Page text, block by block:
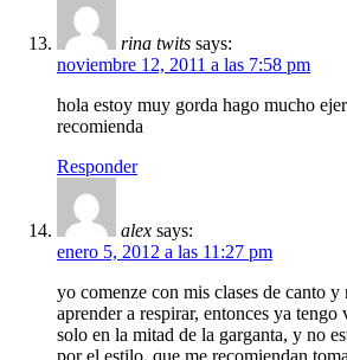
rina twits says:
noviembre 12, 2011 a las 7:58 pm
hola estoy muy gorda hago mucho
recomienda
Responder
alex says:
enero 5, 2012 a las 11:27 pm
yo comenze con mis clases de canto y
aprender a respirar, entonces ya
solo en la mitad de la garganta, y no